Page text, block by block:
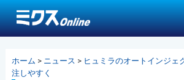
ホーム > ニュース > ヒュミラのオートインジ
注しやすく